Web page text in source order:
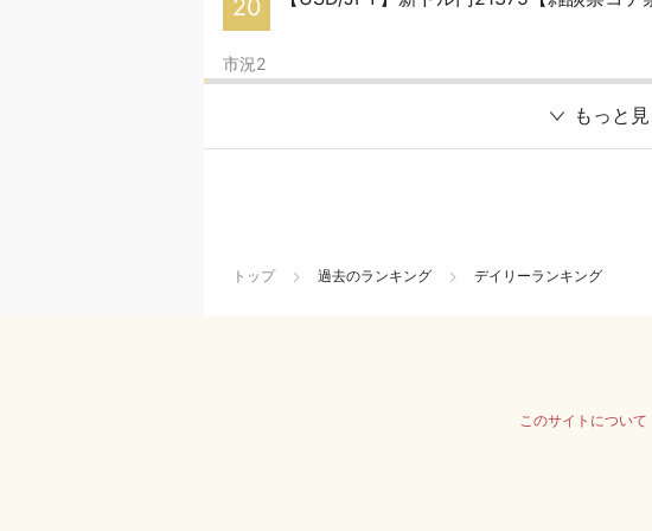
20
市況2
もっと
トップ 過去のランキング デイリーランキング
このサイトについて